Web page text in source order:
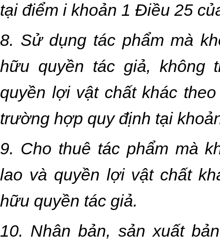
tại điểm i khoản 1 Điều 25
8. Sử dụng tác phẩm mà
hữu quyền tác giả, không
quyền lợi vật chất khác
trường hợp quy định tại
9. Cho thuê tác phẩm mà
lao và quyền lợi vật chất
hữu quyền tác giả.
10. Nhân bản, sản xuất